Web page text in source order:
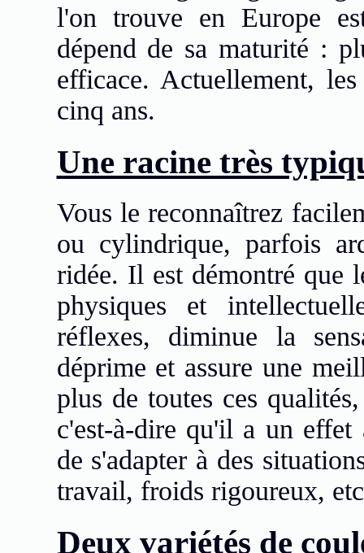
l'on trouve en Europe
dépend de sa maturité :
efficace. Actuellement,
cinq ans.
Une racine très
Vous le reconnaîtrez
ou cylindrique, parfois
ridée. Il est démontré que
physiques et
réflexes, diminue la
déprime et assure une
plus de toutes ces
c'est-à-dire qu'il a un effet
de s'adapter à des
travail, froids rigoureux,
Deux variétés de